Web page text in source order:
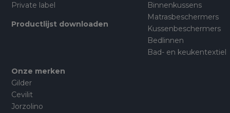
Private label
Productlijst downloaden
Binnenkussens
Matrasbeschermers
Kussenbeschermers
Bedlinnen
Bad- en keukentextiel
Onze merken
Gilder
Cevilit
Jorzolino